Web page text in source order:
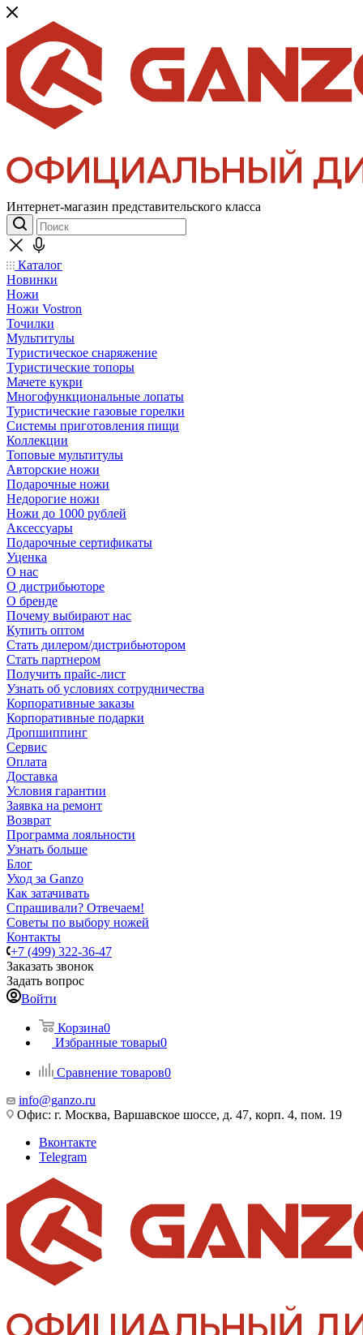
Интернет-магазин представительского класса
Каталог
Новинки
Ножи
Ножи Vostron
Точилки
Мультитулы
Туристическое снаряжение
Туристические топоры
Мачете кукри
Многофункциональные лопаты
Туристические газовые горелки
Системы приготовления пищи
Коллекции
Топовые мультитулы
Авторские ножи
Подарочные ножи
Недорогие ножи
Ножи до 1000 рублей
Аксессуары
Подарочные сертификаты
Уценка
О нас
О дистрибьюторе
О бренде
Почему выбирают нас
Купить оптом
Стать дилером/дистрибьютором
Стать партнером
Получить прайс-лист
Узнать об условиях сотрудничества
Корпоративные заказы
Корпоративные подарки
Дропшиппинг
Сервис
Оплата
Доставка
Условия гарантии
Заявка на ремонт
Возврат
Программа лояльности
Узнать больше
Блог
Уход за Ganzo
Как затачивать
Спрашивали? Отвечаем!
Советы по выбору ножей
Контакты
+7 (499) 322-36-47
Заказать звонок
Задать вопрос
Войти
Корзина0
Избранные товары0
Сравнение товаров0
info@ganzo.ru
Офис: г. Москва, Варшавское шоссе, д. 47, корп. 4, пом. 19
Вконтакте
Telegram